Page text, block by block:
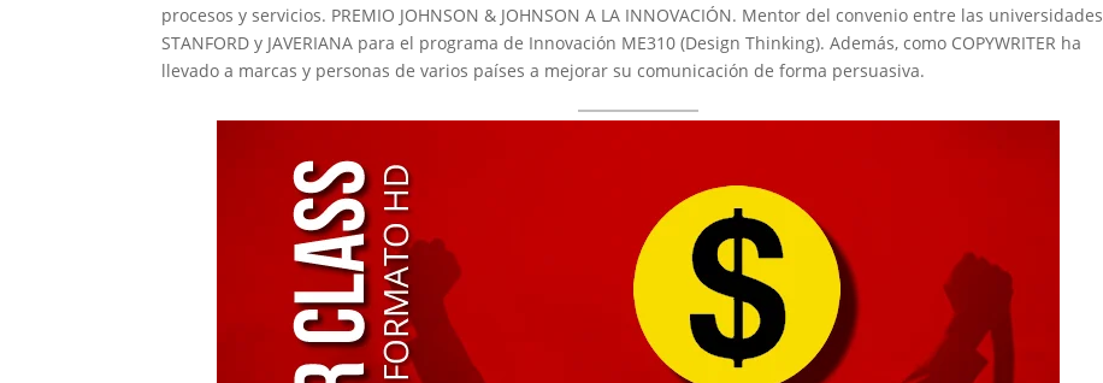
procesos y servicios. PREMIO JOHNSON & JOHNSON A LA INNOVACIÓN. Mentor del convenio entre las universidades
STANFORD y JAVERIANA para el programa de Innovación ME310 (Design Thinking). Además, como COPYWRITER ha
llevado a marcas y personas de varios países a mejorar su comunicación de forma persuasiva.